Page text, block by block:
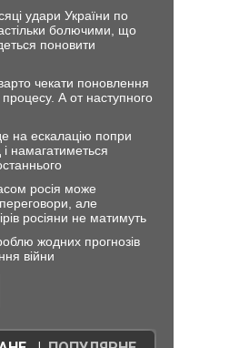
удари України по
болючими, що
поновити
чекати поновлення
А от наступного
на ескалацію попри
намагатиметься
росія може
але
росіяни не матимуть
жодних прогнозів
війни